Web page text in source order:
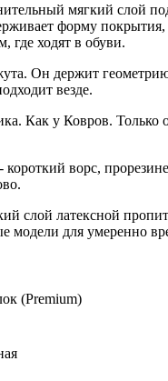
мягкий слой
форму покрытия,
где ходят в обуви.
Он держит
везде.
Как у Ковров. Только
ворс,
слой латексной
модели для умеренно
(Premium)